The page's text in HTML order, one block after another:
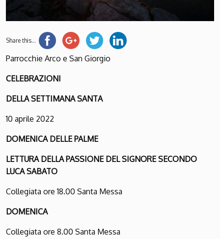
Share this...
Parrocchie Arco e San Giorgio
CELEBRAZIONI
DELLASETTIMANASANTA
10 aprile 2022
DOMENICA DELLE PALME
LETTURA DELLA PASSIONE DEL SIGNORE SECONDO
LUCASABATO
Collegiata ore 18.00 Santa Messa
DOMENICA
Collegiata ore 8.00 Santa Messa